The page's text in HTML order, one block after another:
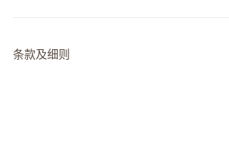
条款及细则